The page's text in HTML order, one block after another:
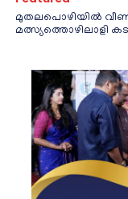
മുതലപൊഴിയിൽ
മത്സ്യത്തൊഴിലാളി